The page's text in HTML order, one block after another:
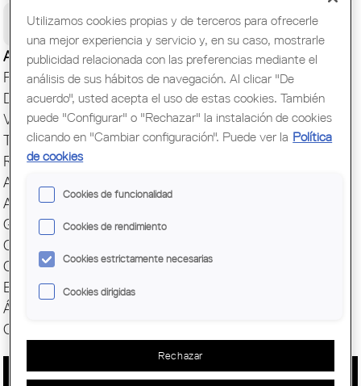
Ciudadanía
Actualidad
Presentación
Direcciones y Contacto
Ventanilla única
Transparencia
Responsabilidad social
ArquiEscola
Agrupaciones
Grupos
Cuotas y servicios
Comunicación
Encuesta profesión
Ágora
Capital Mundial BCN 2026
Utilizamos cookies propias y de terceros para ofrecerle
una mejor experiencia y servicio y, en su caso, mostrarle
publicidad relacionada con las preferencias mediante el
análisis de sus hábitos de navegación. Al clicar "De
acuerdo", usted acepta el uso de estas cookies. También
puede "Configurar" o "Rechazar" la instalación de cookies
clicando en "Cambiar configuración". Puede ver la Política
de cookies
Cookies de funcionalidad
Cookies de rendimiento
Cookies estrictamente necesarias
Cookies dirigidas
Rechazar